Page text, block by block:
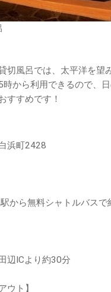
切風呂では、太平洋を望
から利用できるので、
すすめです！
浜町2428
から無料シャトルバス
辺ICより約30分
ウト】